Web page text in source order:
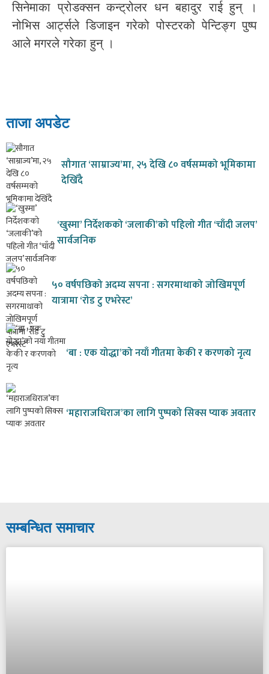
सिनेमाका प्रोडक्सन कन्ट्रोलर धन बहादुर राई हुन् ।
नोभिस आर्ट्सले डिजाइन गरेको पोस्टरको पेन्टिङ्ग पुष्प
आले मगरले गरेका हुन् ।
ताजा अपडेट
सौगात ‘साम्राज्य’मा, २५ देखि ८० वर्षसम्मको भूमिकामा
देखिँदै
‘खुस्मा’ निर्देशकको ‘जलाकी’को पहिलो गीत ‘चाँदी जलप’
सार्वजनिक
५० वर्षपछिको अदम्य सपना : सगरमाथाको जोखिमपूर्ण
यात्रामा ‘रोड टु एभरेस्ट’
‘बा : एक योद्धा’को नयाँ गीतमा केकी र करणको नृत्य
‘महाराजधिराज’का लागि पुष्पको सिक्स प्याक अवतार
सम्बन्धित समाचार